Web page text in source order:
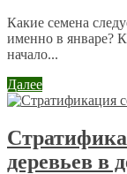
Какие семена
именно в январе?
начало...
Далее
деревьев в